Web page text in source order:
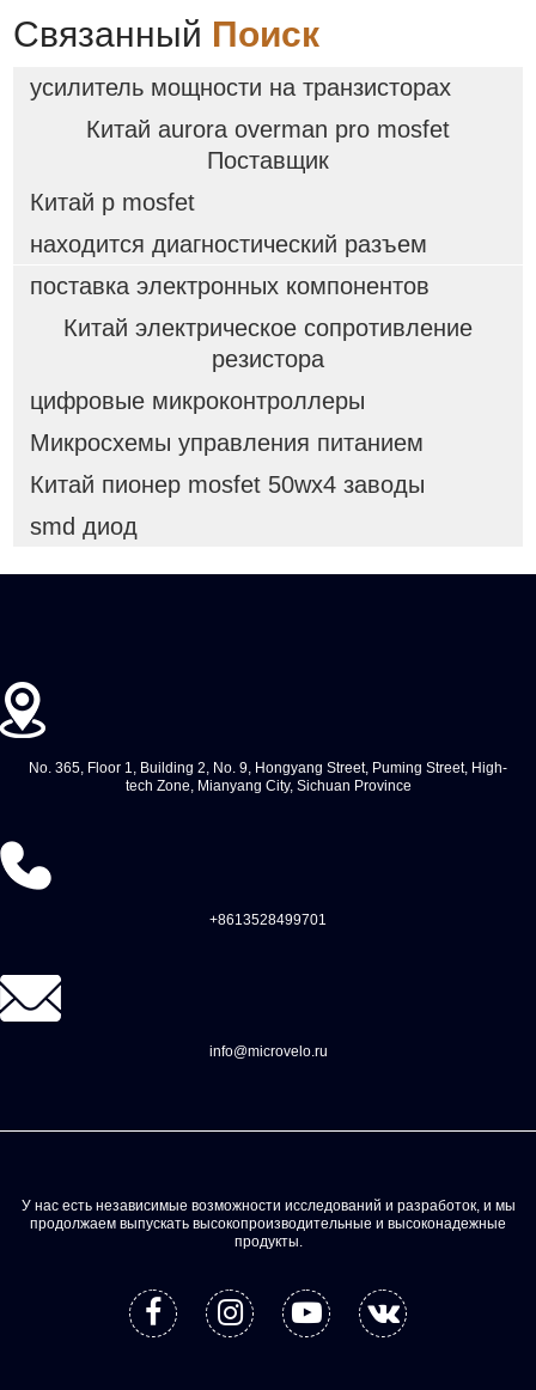
Связанный Поиск
усилитель мощности на транзисторах
Китай aurora overman pro mosfet
Поставщик
Китай p mosfet
находится диагностический разъем
поставка электронных компонентов
Китай электрическое сопротивление
резистора
цифровые микроконтроллеры
Микросхемы управления питанием
Китай пионер mosfet 50wx4 заводы
smd диод
No. 365, Floor 1, Building 2, No. 9, Hongyang Street, Puming Street, High-
tech Zone, Mianyang City, Sichuan Province
+8613528499701
info@microvelo.ru
У нас есть независимые возможности исследований и разработок, и мы
продолжаем выпускать высокопроизводительные и высоконадежные
продукты.